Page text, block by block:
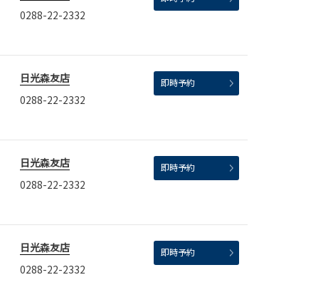
0288-22-2332
日光森友店
0288-22-2332
即時予約
日光森友店
0288-22-2332
即時予約
日光森友店
0288-22-2332
即時予約